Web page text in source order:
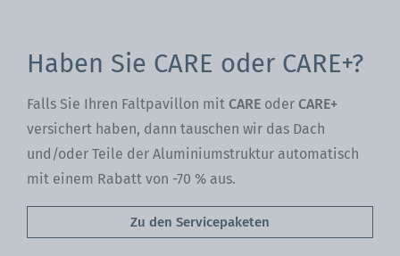
Haben Sie CARE oder CARE+?
Falls Sie Ihren Faltpavillon mit CARE oder CARE+
versichert haben, dann tauschen wir das Dach
und/oder Teile der Aluminiumstruktur automatisch
mit einem Rabatt von -70 % aus.
Zu den Servicepaketen